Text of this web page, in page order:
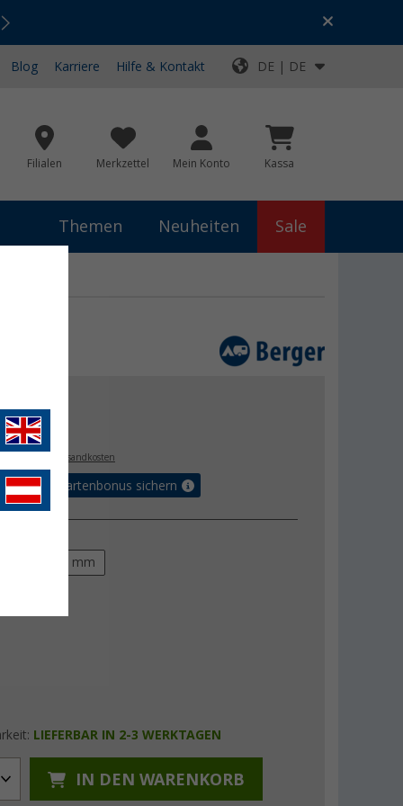
Top-Deals für dein Abenteuer!
Blog Karriere Hilfe & Kontakt DE | DE
Filialen Merkzettel Mein Konto Kassa
Themen Neuheiten Sale
€
zzgl. Versandkosten
Vorteilskartenbonus sichern
Ø6,0 mm
LIEFERBAR IN 2-3 WERKTAGEN
IN DEN WARENKORB